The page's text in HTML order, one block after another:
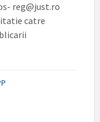
reg@just.ro
catre